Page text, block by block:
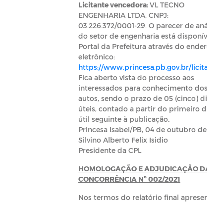
Licitante vencedora:VL TECNO
ENGENHARIA LTDA, CNPJ:
03.226.372/0001-29. O parecer de análise
do setor de engenharia está disponível
Portal da Prefeitura através do endereço
eletrônico:
https://www.princesa.pb.gov.br/
Fica aberto vista do processo aos
interessados para conhecimento dos
autos, sendo o prazo de 05 (cinco) dias
úteis, contado a partir do primeiro dia
útil seguinte à publicação.
Princesa Isabel/PB, 04 de outubro de
Silvino Alberto Felix Isidio
Presidente da CPL
HOMOLOGAÇÃO E ADJUDICAÇÃO DA
CONCORRÊNCIA Nº 002/2021
Nos termos do relatório final